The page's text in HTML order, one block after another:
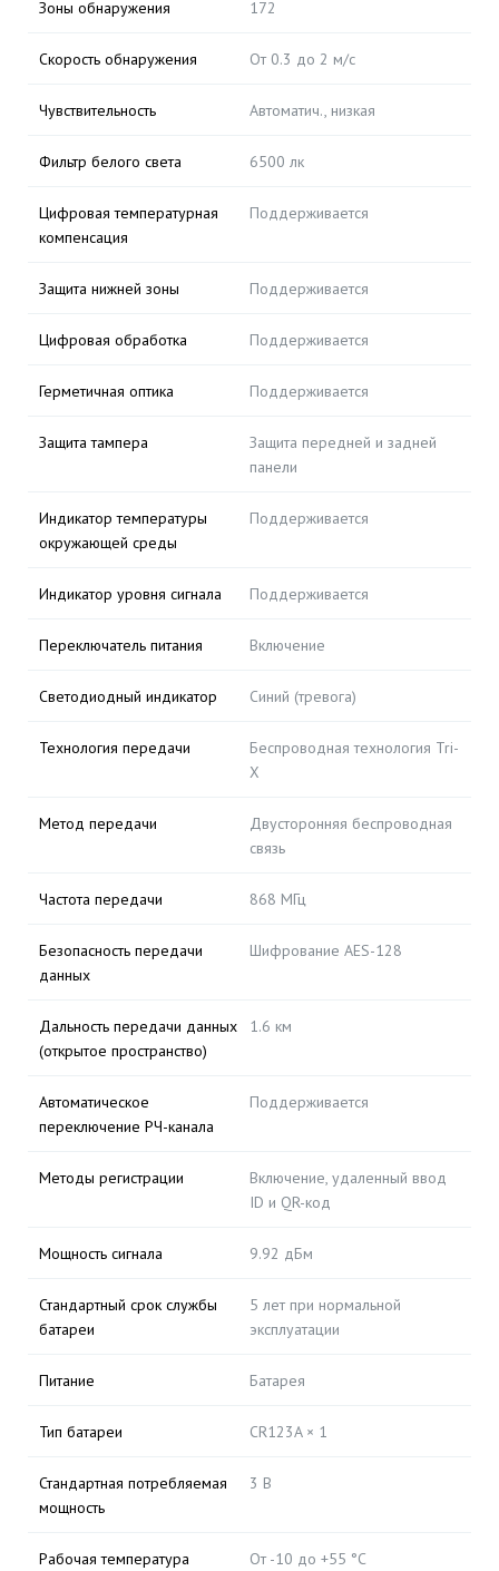
Зоны обнаружения 172
Скорость обнаружения От 0.3 до 2 м/с
Чувствительность Автоматич., низкая
Фильтр белого света 6500 лк
Цифровая температурная
компенсация
Поддерживается
Защита нижней зоны Поддерживается
Цифровая обработка Поддерживается
Герметичная оптика Поддерживается
Защита тампера
Защита передней и задней
панели
Индикатор температуры
окружающей среды
Поддерживается
Индикатор уровня сигнала Поддерживается
Переключатель питания Включение
Светодиодный индикатор Синий (тревога)
Технология передачи
Беспроводная технология Tri-
X
Метод передачи
Двусторонняя беспроводная
связь
Частота передачи 868 МГц
Безопасность передачи
данных
Шифрование AES-128
Дальность передачи данных
(открытое пространство)
1.6 км
Автоматическое
переключение РЧ-канала
Поддерживается
Методы регистрации
Включение, удаленный ввод
ID и QR-код
Мощность сигнала 9.92 дБм
Стандартный срок службы
батареи
5 лет при нормальной
эксплуатации
Питание Батарея
Тип батареи CR123A × 1
Стандартная потребляемая
мощность
3 В
Рабочая температура От -10 до +55 °C